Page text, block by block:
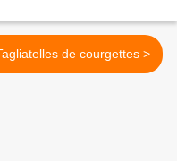
Tagliatelles de courgettes >